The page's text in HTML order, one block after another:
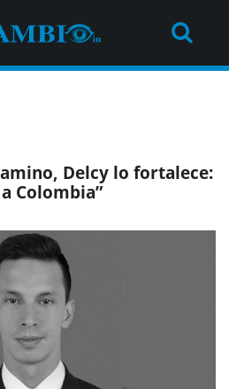
Delcy lo fortalece:
Colombia”